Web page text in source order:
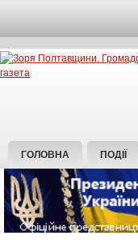
ГОЛОВНА ПОДІЇ